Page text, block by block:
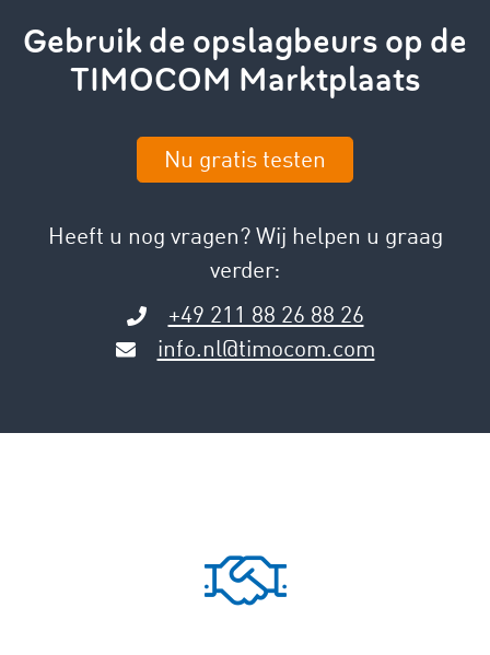
Gebruik de opslagbeurs op de
TIMOCOM Marktplaats
Nu gratis testen
Heeft u nog vragen? Wij helpen u graag
verder:
+49 211 88 26 88 26
info.nl@timocom.com